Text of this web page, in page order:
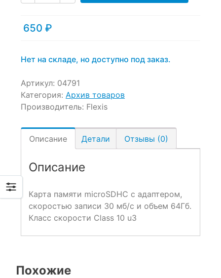
on
650 ₽
Нет на складе, но доступно под заказ.
Артикул: 04791
Категория: Архив товаров
Производитель: Flexis
Описание Детали Отзывы (0)
Описание
Карта памяти microSDHC с адаптером,
скоростью записи 30 мб/с и объем 64Гб.
Класс скорости Class 10 u3
Похожие